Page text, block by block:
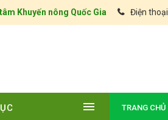
Khuyến nông Quốc Gia Điện
TRANG CHỦ